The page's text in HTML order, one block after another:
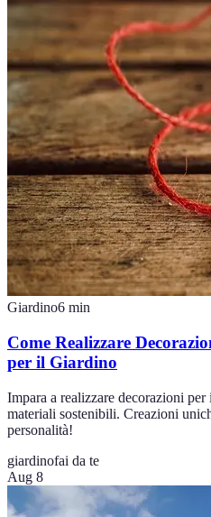
Giardino6 min
Come Realizzare
per il Giardino
Impara a realizzare decorazioni
materiali sostenibili. Creazioni
personalità!
giardinofai da te
Aug 8